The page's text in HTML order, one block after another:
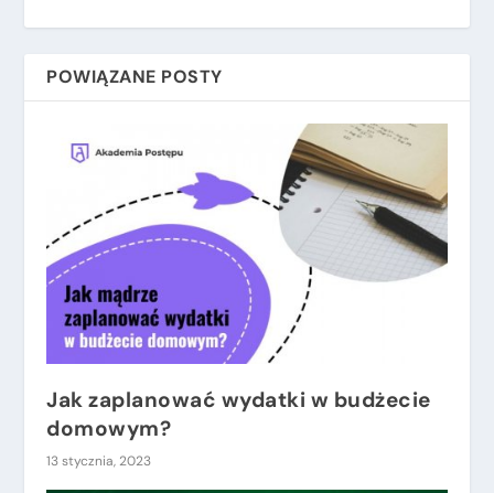
POWIĄZANE POSTY
Jak zaplanować wydatki w budżecie
domowym?
13 stycznia, 2023